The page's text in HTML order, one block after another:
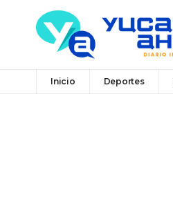
Inicio Deportes